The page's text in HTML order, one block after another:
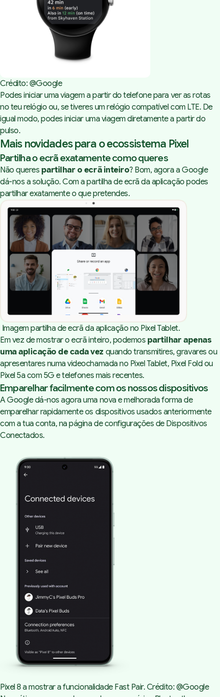
Crédito: @Google
Podes iniciar uma viagem a partir do telefone para ver as rotas
no teu relógio ou, se tiveres um relógio compatível com LTE. De
igual modo, podes iniciar uma viagem diretamente a partir do
pulso.
Mais novidades para o ecossistema Pixel
Partilha o ecrã exatamente como queres
Não queres partilhar o ecrã inteiro? Bom, agora a Google
dá-nos a solução. Com a partilha de ecrã da aplicação podes
partilhar exatamente o que pretendes.
Imagem partilha de ecrã da aplicação no Pixel Tablet.
Em vez de mostrar o ecrã inteiro, podemos partilhar apenas
uma aplicação de cada vez quando transmitires, gravares ou
apresentares numa videochamada no Pixel Tablet, Pixel Fold ou
Pixel 5a com 5G e telefones mais recentes.
Emparelhar facilmente com os nossos dispositivos
A Google dá-nos agora uma nova e melhorada forma de
emparelhar rapidamente os dispositivos usados anteriormente
com a tua conta, na página de configurações de Dispositivos
Conectados.
Pixel 8 a mostrar a funcionalidade Fast Pair. Crédito: @Google